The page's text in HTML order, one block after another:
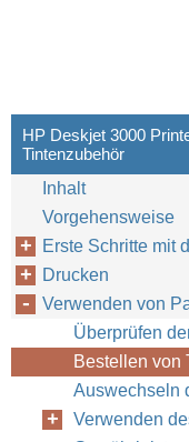
HP Deskjet 3000
Tintenzubehör
Inhalt
Vorgehensweise
Erste Schritte mit
Drucken
Verwenden von
Überprüfen
Bestellen von
Auswechseln
Verwenden